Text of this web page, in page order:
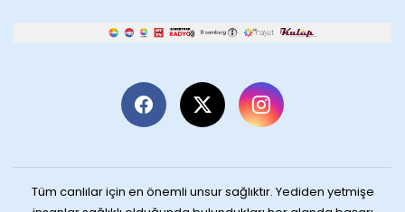
Tüm canlılar için en önemli unsur sağlıktır. Yediden yetmişe